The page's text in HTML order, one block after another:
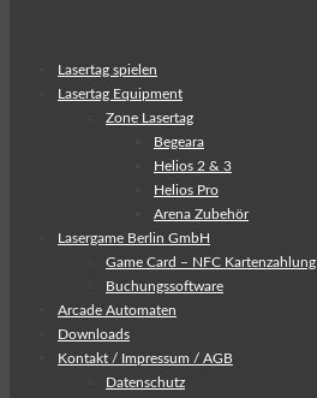
Lasertag spielen
Lasertag Equipment
Zone Lasertag
Begeara
Helios 2 & 3
Helios Pro
Arena Zubehör
Lasergame Berlin GmbH
Game Card – NFC Kartenzahlung
Buchungssoftware
Arcade Automaten
Downloads
Kontakt / Impressum / AGB
Datenschutz